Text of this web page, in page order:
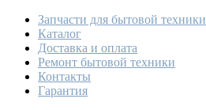
Запчасти для бытовой техники
Каталог
Доставка и оплата
Ремонт бытовой техники
Контакты
Гарантия